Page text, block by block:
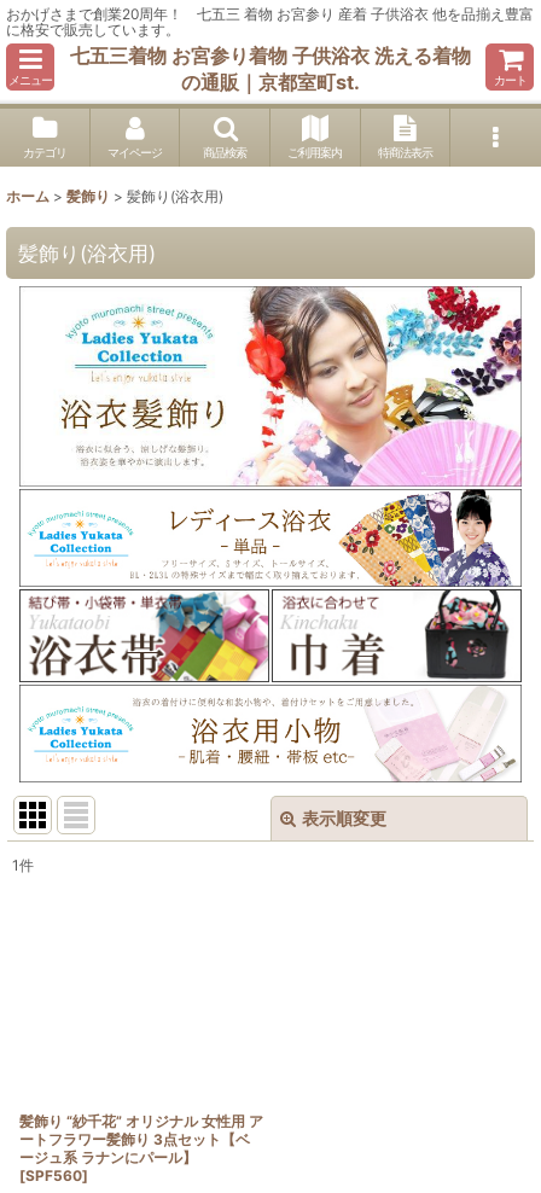
おかげさまで創業20周年！ 七五三 着物 お宮参り 産着 子供浴衣 他を品揃え豊富
に格安で販売しています。
メニュー
七五三着物 お宮参り着物 子供浴衣 洗える着物
の通販｜京都室町st.
カート
カテゴリ マイページ 商品検索 ご利用案内 特商法表示
ホーム > 髪飾り > 髪飾り(浴衣用)
髪飾り(浴衣用)
表示順変更
1件
髪飾り “紗千花” オリジナル 女性用 ア
ートフラワー髪飾り 3点セット【ベ
ージュ系 ラナンにパール】
[SPF560]